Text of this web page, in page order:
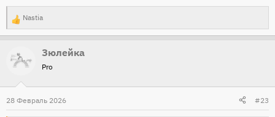
Р
е
а
к
и
и
Nastia
Зюлейка
Pro
28 Февраль 2026 #23